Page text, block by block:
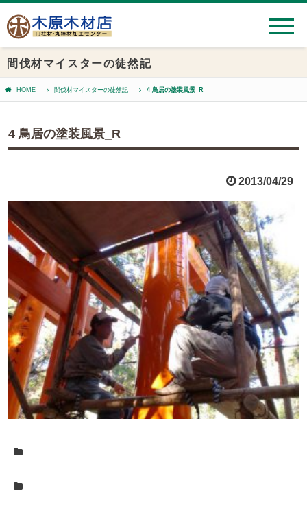
間伐材マイスターの徒然記
HOME 間伐材マイスターの徒然記 4 鳥居の塗装風景_R
4 鳥居の塗装風景_R
2013/04/29